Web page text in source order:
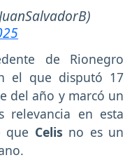
de Rionegro
el que disputó 17
del año y marcó un
en esta
que Celis no es un